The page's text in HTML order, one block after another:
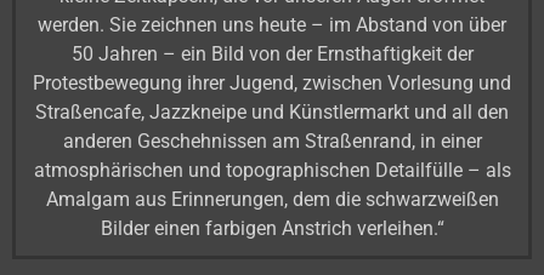
werden. Sie zeichnen uns heute – im Abstand von über
50 Jahren – ein Bild von der Ernsthaftigkeit der
Protestbewegung ihrer Jugend, zwischen Vorlesung und
Straßencafe, Jazzkneipe und Künstlermarkt und all den
anderen Geschehnissen am Straßenrand, in einer
atmosphärischen und topographischen Detailfülle – als
Amalgam aus Erinnerungen, dem die schwarzweißen
Bilder einen farbigen Anstrich verleihen.“